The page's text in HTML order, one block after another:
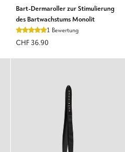
Bart-
Dermaroller
zur
des
Bartwachstums
Bart-Dermaroller zur Stimulierung
des Bartwachstums Monolit
1 Bewertung
CHF 36.90